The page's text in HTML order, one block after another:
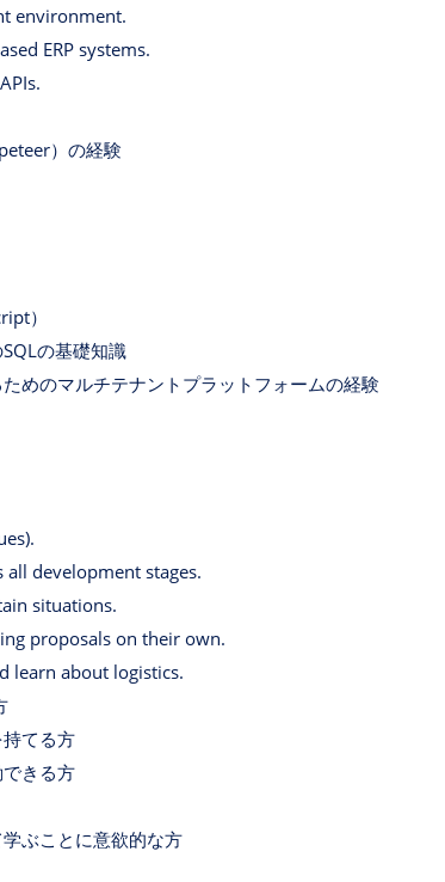
environment.
ERP systems.
）の経験
）
の基礎知識
めのマルチテナントプラットフォームの経験
development stages.
situations.
proposals on their own.
learn about logistics.
てる方
きる方
ぶことに意欲的な方